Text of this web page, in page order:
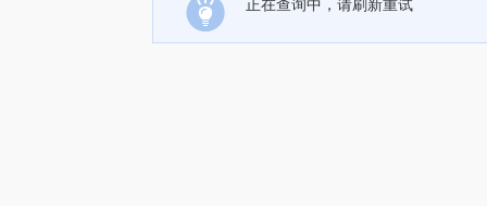
正在查询中，请刷新重试